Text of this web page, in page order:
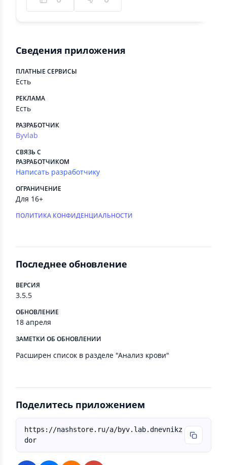
Сведения приложения
ПЛАТНЫЕ СЕРВИСЫ
Есть
РЕКЛАМА
Есть
РАЗРАБОТЧИК
Byvlab
СВЯЗЬ С
РАЗРАБОТЧИКОМ
Написать разработчику
ОГРАНИЧЕНИЕ
Для 16+
ПОЛИТИКА КОНФИДЕНЦИАЛЬНОСТИ
Последнее обновление
ВЕРСИЯ
3.5.5
ОБНОВЛЕНИЕ
18 апреля
ЗАМЕТКИ ОБ ОБНОВЛЕНИИ
Расширен список в разделе "Анализ крови"
Поделитесь приложением
https://nashstore.ru/a/byv.lab.dnevnikz
dor